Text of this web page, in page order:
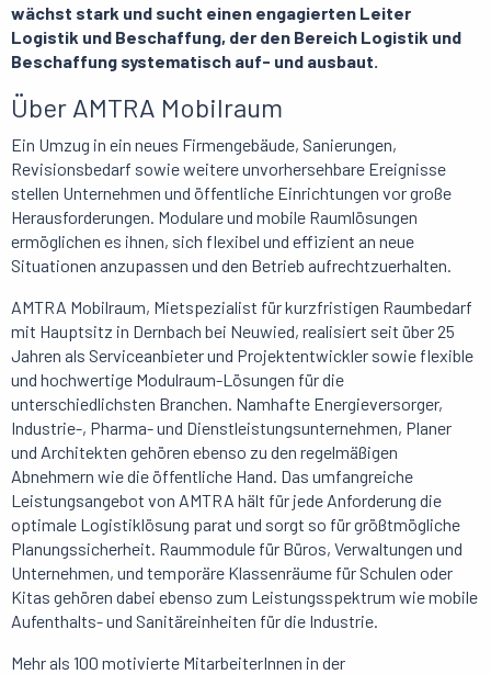
wächst stark und sucht einen engagierten Leiter
Logistik und Beschaffung, der den Bereich Logistik und
Beschaffung systematisch auf- und ausbaut.
Über AMTRA Mobilraum
Ein Umzug in ein neues Firmengebäude, Sanierungen,
Revisionsbedarf sowie weitere unvorhersehbare Ereignisse
stellen Unternehmen und öffentliche Einrichtungen vor große
Herausforderungen. Modulare und mobile Raumlösungen
ermöglichen es ihnen, sich flexibel und effizient an neue
Situationen anzupassen und den Betrieb aufrechtzuerhalten.
AMTRA Mobilraum, Mietspezialist für kurzfristigen Raumbedarf
mit Hauptsitz in Dernbach bei Neuwied, realisiert seit über 25
Jahren als Serviceanbieter und Projektentwickler sowie flexible
und hochwertige Modulraum-Lösungen für die
unterschiedlichsten Branchen. Namhafte Energieversorger,
Industrie-, Pharma- und Dienstleistungsunternehmen, Planer
und Architekten gehören ebenso zu den regelmäßigen
Abnehmern wie die öffentliche Hand. Das umfangreiche
Leistungsangebot von AMTRA hält für jede Anforderung die
optimale Logistiklösung parat und sorgt so für größtmögliche
Planungssicherheit. Raummodule für Büros, Verwaltungen und
Unternehmen, und temporäre Klassenräume für Schulen oder
Kitas gehören dabei ebenso zum Leistungsspektrum wie mobile
Aufenthalts- und Sanitäreinheiten für die Industrie.
Mehr als 100 motivierte MitarbeiterInnen in der